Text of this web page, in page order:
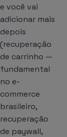
e você vai
adicionar mais
depois
(recuperação
de carrinho —
fundamental
no e-
commerce
brasileiro,
recuperação
de paywall,